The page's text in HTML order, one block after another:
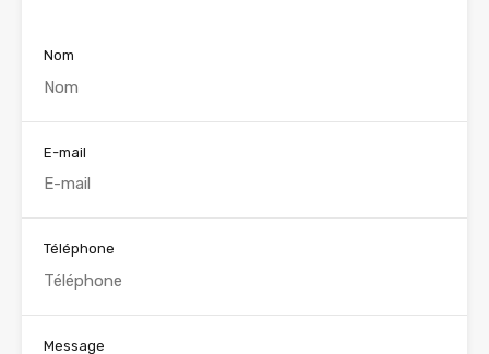
Nom
E-mail
Téléphone
Message